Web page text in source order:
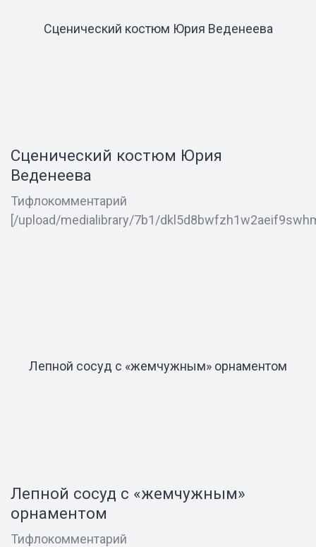
Сценический костюм Юрия Веденеева
Сценический костюм Юрия
Веденеева
Тифлокомментарий
[/upload/medialibrary/7b1/
Лепной сосуд с «жемчужным» орнаментом
Лепной сосуд с «жемчужным»
орнаментом
Тифлокомментарий